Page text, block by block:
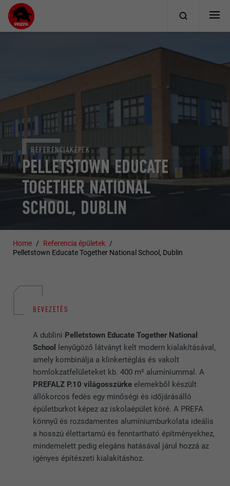
PELLETSTOWN EDUCATE
TOGETHER NATIONAL
SCHOOL, DUBLIN
REFERENCIAKÉPEK
Home
Referencia épületek
Pelletstown Educate Together National School, Dublin
BEVEZETÉS
A dublini Pelletstown Educate Together National
School
lenyűgöző látványt kelt modern kialakításával,
amely kombinálja a klinkertéglás és vakolt
homlokzatfelületeket kb. 400 m² alumíniummal. A
PREFALZ P.10 világosszürke elemekből készült
állókorcos fedés egy minőségi és időjárásálló
épületburkot képez az iskolaépület köré. A PREFA
könnyű és rozsdamentes alumíniumburkolata ideális
a hosszú élettartamú és fenntartható építményekhez,
mindemelett pedig elegáns hatásával járul hozzá az
igényes építészeti kialakításhoz.